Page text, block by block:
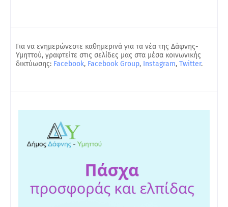
Για να ενημερώνεστε καθημερινά για τα νέα της Δάφνης-
Υμηττού, γραφτείτε στις σελίδες μας στα μέσα κοινωνικής
δικτύωσης: Facebook, Facebook Group, Instagram, Twitter.